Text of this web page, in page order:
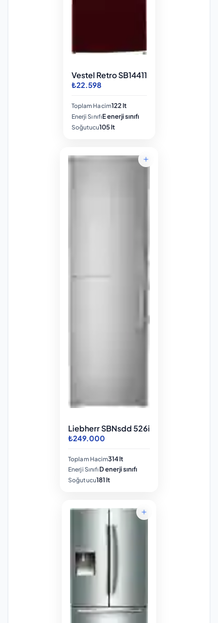
Vestel Retro SB14411
₺22.598
Toplam Hacim122 lt
Enerji SınıfıE enerji sınıfı
Soğutucu105 lt
Liebherr SBNsdd 526i
₺249.000
Toplam Hacim314 lt
Enerji Sınıfı D enerji sınıfı
Soğutucu181 lt